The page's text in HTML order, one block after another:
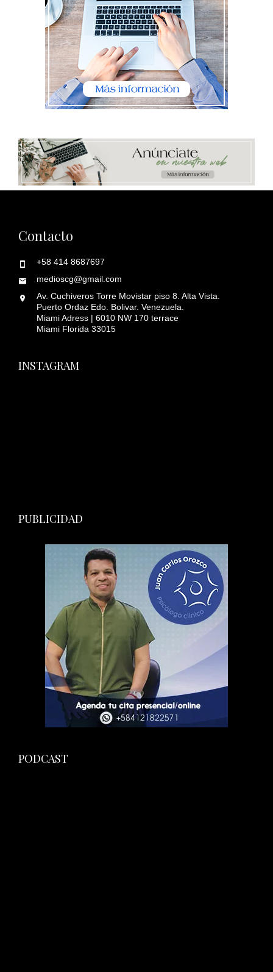
Contacto
+58 414 8687697
medioscg@gmail.com
Av. Cuchiveros Torre Movistar piso 8. Alta Vista.
Puerto Ordaz Edo. Bolivar. Venezuela.
Miami Adress | 6010 NW 170 terrace
Miami Florida 33015
INSTAGRAM
PUBLICIDAD
PODCAST